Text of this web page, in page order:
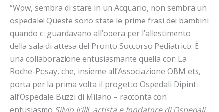
“Wow, sembra di stare in un Acquario, non sembra un
ospedale! Queste sono state le prime frasi dei bambini
quando ci guardavano all’opera per l’allestimento
della sala di attesa del Pronto Soccorso Pediatrico. È
una collaborazione entusiasmante quella con La
Roche-Posay, che, insieme all’Associazione OBM ets,
porta per la prima volta il progetto Ospedali Dipinti
all’Ospedale Buzzi di Milano – racconta con
entusiasmo Silvio Irilli, artista e fondatore di Ospedali